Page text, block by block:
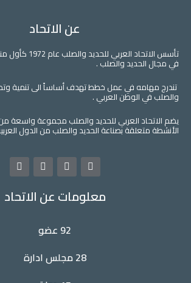
عن الاتحاد
تأسس الاتحاد
في مجال الحديد والصلب .
تندرج مهامه في عمل خطط تهدف أساساً الى تنمية
والصلب في الوطن العربي .
يضم الاتحاد العربي للحديد والصلب مجموعة واسعة
الأنشطة متعلقة بصناعة الحديد والصلب من الدول
F
a
e
b
T
w
t
t
Y
o
t
u
L
i
k
e
معلومات عن الاتحاد
92 عضو
28 مجلس ادارة